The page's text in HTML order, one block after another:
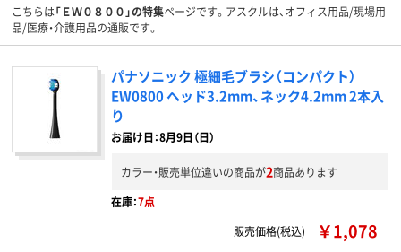
こちらは「ＥＷ０８００」の特集ページです。アスクルは、オフィス用品/現場用
品/医療・介護用品の通販です。
パナソニック 極細毛ブラシ（コンパクト）
EW0800 ヘッド3.2mm、ネック4.2mm 2本入
り
お届け日：8月9日（日）
カラー・販売単位違いの商品が2商品あります
在庫：7点
販売価格(税込)
￥1,078